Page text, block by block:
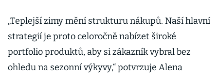
„Teplejší zimy mění strukturu nákupů. Naší hlavní
strategií je proto celoročně nabízet široké
portfolio produktů, aby si zákazník vybral bez
ohledu na sezonní výkyvy,“ potvrzuje Alena